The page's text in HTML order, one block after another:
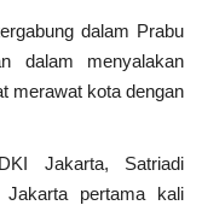
dalam Prabu
dalam menyalakan
merawat kota dengan
Jakarta, Satriadi
Jakarta pertama kali